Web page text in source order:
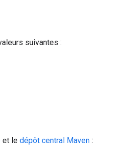
suivantes :
et le dépôt central Maven :